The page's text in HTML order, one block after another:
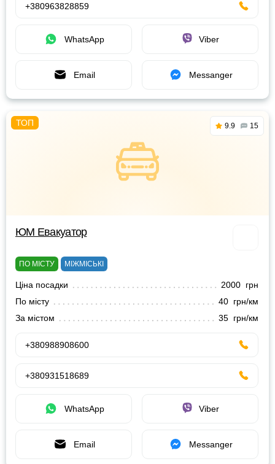
+380963828859
WhatsApp Viber
Email Messanger
9.9 15
ЮМ Евакуатор
ПО МІСТУ МІЖМІСЬКІ
Ціна посадки
2000 грн
По місту
40 грн/км
За містом
35 грн/км
+380988908600
+380931518689
WhatsApp Viber
Email Messanger